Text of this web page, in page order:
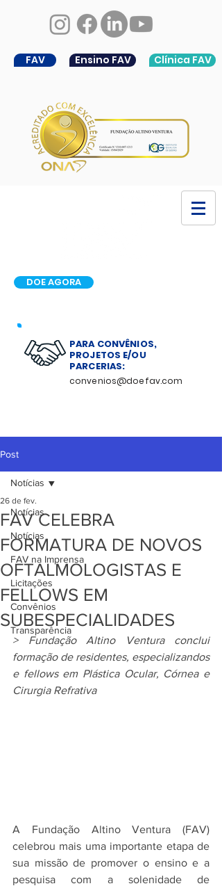
FAV Ensino FAV Clínica FAV
DOE AGORA
PARA CONVÊNIOS,
PROJETOS E/OU
PARCERIAS:
convenios@doefav.com
Post
Notícias
Notícias
FAV na Imprensa
Licitações
Convênios
Transparência
Notícias
FAV CELEBRA
FORMATURA DE NOVOS
OFTALMOLOGISTAS E
FELLOWS EM
SUBESPECIALIDADES
26 de fev.
> Fundação Altino Ventura conclui
formação de residentes, especializandos
e fellows em Plástica Ocular, Córnea e
Cirurgia Refrativa
A Fundação Altino Ventura (FAV)
celebrou mais uma importante etapa de
sua missão de promover o ensino e a
pesquisa com a solenidade de